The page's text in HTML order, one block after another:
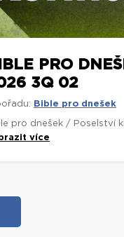
PRO
3Q 02
Bible pro dnešek
pro dnešek / Poselství
více